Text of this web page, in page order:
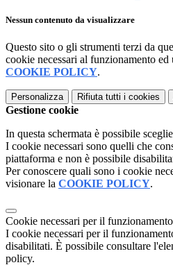
Nessun contenuto da visualizzare
Questo sito o gli strumenti terzi da
cookie necessari al funzionamento
COOKIE POLICY.
Personalizza Rifiuta tutti i cookies
Gestione cookie
In questa schermata è possibile
I cookie necessari sono quelli che
piattaforma e non è possibile
Per conoscere quali sono i cookie
visionare la COOKIE POLICY.
Cookie necessari per il funzionamento
I cookie necessari per il
disabilitati. È possibile consultare
policy.